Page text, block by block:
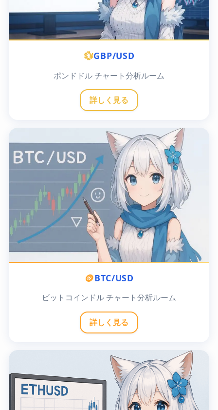
💱GBP/USD
ポンドドル チャート分析ルーム
詳しく見る
🪙BTC/USD
ビットコインドル チャート分析ルーム
詳しく見る